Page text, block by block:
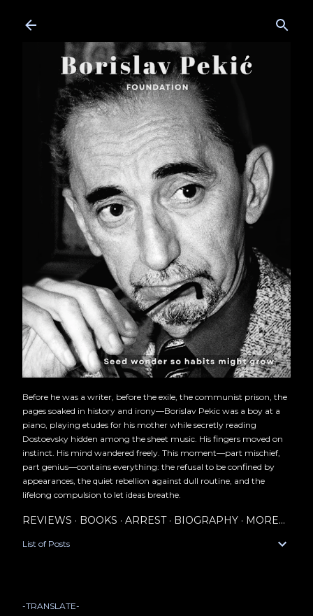
Before he was a writer, before the exile, the communist prison, the
pages soaked in history and irony—Borislav Pekic was a boy at a
piano, playing etudes for his mother while secretly reading
Dostoevsky hidden among the sheet music. His fingers moved on
instinct. His mind wandered freely. This moment—part mischief,
part genius—contains everything: the refusal to be confined by
appearances, the quiet rebellion against dull routine, and the
lifelong compulsion to let ideas breathe.
REVIEWS BOOKS ARREST BIOGRAPHY MORE…
List of Posts
-TRANSLATE-